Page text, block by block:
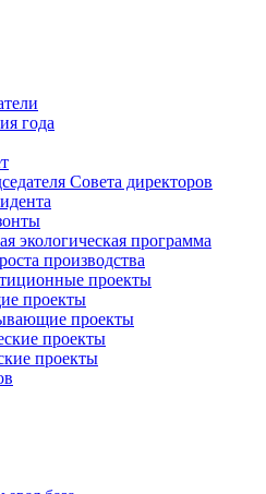
года
Совета директоров
экологическая программа
производства
проекты
проекты
проекты
проекты
проекты